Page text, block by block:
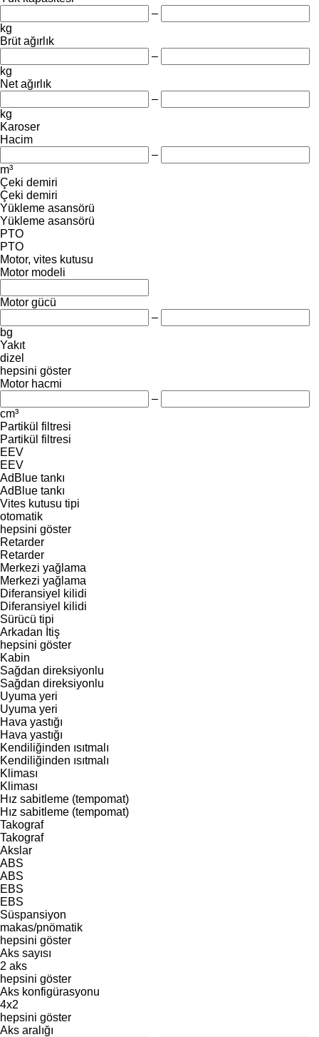
–
kg
Brüt ağırlık
–
kg
Net ağırlık
–
kg
Karoser
Hacim
–
m³
Çeki demiri
Çeki demiri
Yükleme asansörü
Yükleme asansörü
PTO
PTO
Motor, vites kutusu
Motor modeli
Motor gücü
–
bg
Yakıt
dizel
hepsini göster
Motor hacmi
–
cm³
Partikül filtresi
Partikül filtresi
EEV
EEV
AdBlue tankı
AdBlue tankı
Vites kutusu tipi
otomatik
hepsini göster
Retarder
Retarder
Merkezi yağlama
Merkezi yağlama
Diferansiyel kilidi
Diferansiyel kilidi
Sürücü tipi
Arkadan İtiş
hepsini göster
Kabin
Sağdan direksiyonlu
Sağdan direksiyonlu
Uyuma yeri
Uyuma yeri
Hava yastığı
Hava yastığı
Kendiliğinden ısıtmalı
Kendiliğinden ısıtmalı
Kliması
Kliması
Hız sabitleme (tempomat)
Hız sabitleme (tempomat)
Takograf
Takograf
Akslar
ABS
ABS
EBS
EBS
Süspansiyon
makas/pnömatik
hepsini göster
Aks sayısı
2 aks
hepsini göster
Aks konfigürasyonu
4x2
hepsini göster
Aks aralığı